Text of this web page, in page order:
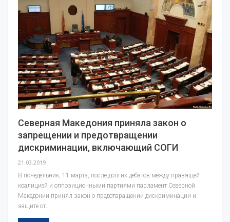
Северная Македония приняла закон о
запрещении и предотвращении
дискриминации, включающий СОГИ
21.03.2019
В понедельник, 11 марта, после долгих дебатов между правящей
коалицией и оппозиционными партиями парламент Северной
Македонии принял закон о предотвращении дискриминации и
защите от…